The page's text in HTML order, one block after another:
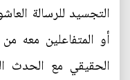
التجسيد للرسالة
أو المتفاعلين معه
الحقيقي مع الحدث